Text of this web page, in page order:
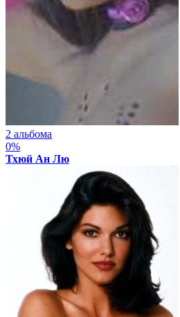
2 альбома
0%
Тхюй Ан Лю